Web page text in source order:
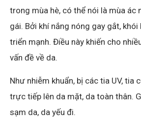
trong mùa hè, có thể nói là mùa ác
gái. Bởi khí nắng nóng gay gắt, khói
triển mạnh. Điều này khiến cho
vấn đề về da.
Như nhiễm khuẩn, bị các tia UV, tia
trực tiếp lên da mặt, da toàn thân.
sạm da, da yếu đi.